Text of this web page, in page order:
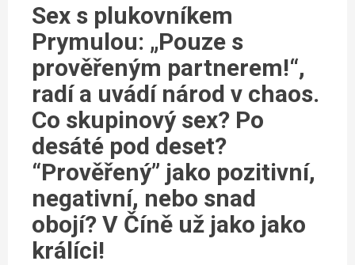
Sex s plukovníkem
Prymulou: „Pouze s
prověřeným partnerem!“,
radí a uvádí národ v chaos.
Co skupinový sex? Po
desáté pod deset?
“Prověřený” jako pozitivní,
negativní, nebo snad
obojí? V Číně už jako jako
králíci!